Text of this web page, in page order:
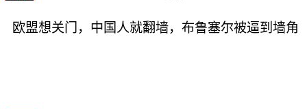
欧盟想关门，中国人就翻墙，布鲁塞尔被逼到墙角